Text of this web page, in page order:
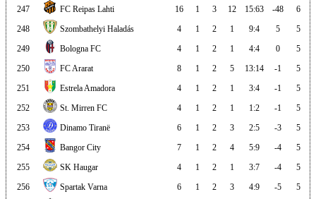
247
FC Reipas Lahti 16 1 3 12 15:63 -48
6
248
Szombathelyi Haladás 4 1 2 1 9:4 5
5
249
Bologna FC 4 1 2 1 4:4 0
5
250
FC Ararat 8 1 2 5 13:14 -1
5
251
Estrela Amadora 4 1 2 1 3:4 -1
5
252
St. Mirren FC 4 1 2 1 1:2 -1
5
253
Dinamo Tiranë 6 1 2 3 2:5 -3
5
254
Bangor City 7 1 2 4 5:9 -4
5
255
SK Haugar 4 1 2 1 3:7 -4
5
256
Spartak Varna 6 1 2 3 4:9 -5 5